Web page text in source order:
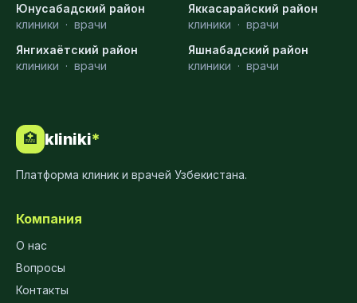
Юнусабадский район
клиники · врачи
Яккасарайский район
клиники · врачи
Янгихаётский район
клиники · врачи
Яшнабадский район
клиники · врачи
🏥 kliniki*
Платформа клиник и врачей Узбекистана.
Компания
О нас
Вопросы
Контакты